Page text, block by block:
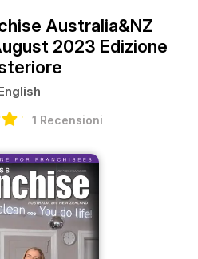
Australia&NZ
2023 Edizione
1 Recensioni